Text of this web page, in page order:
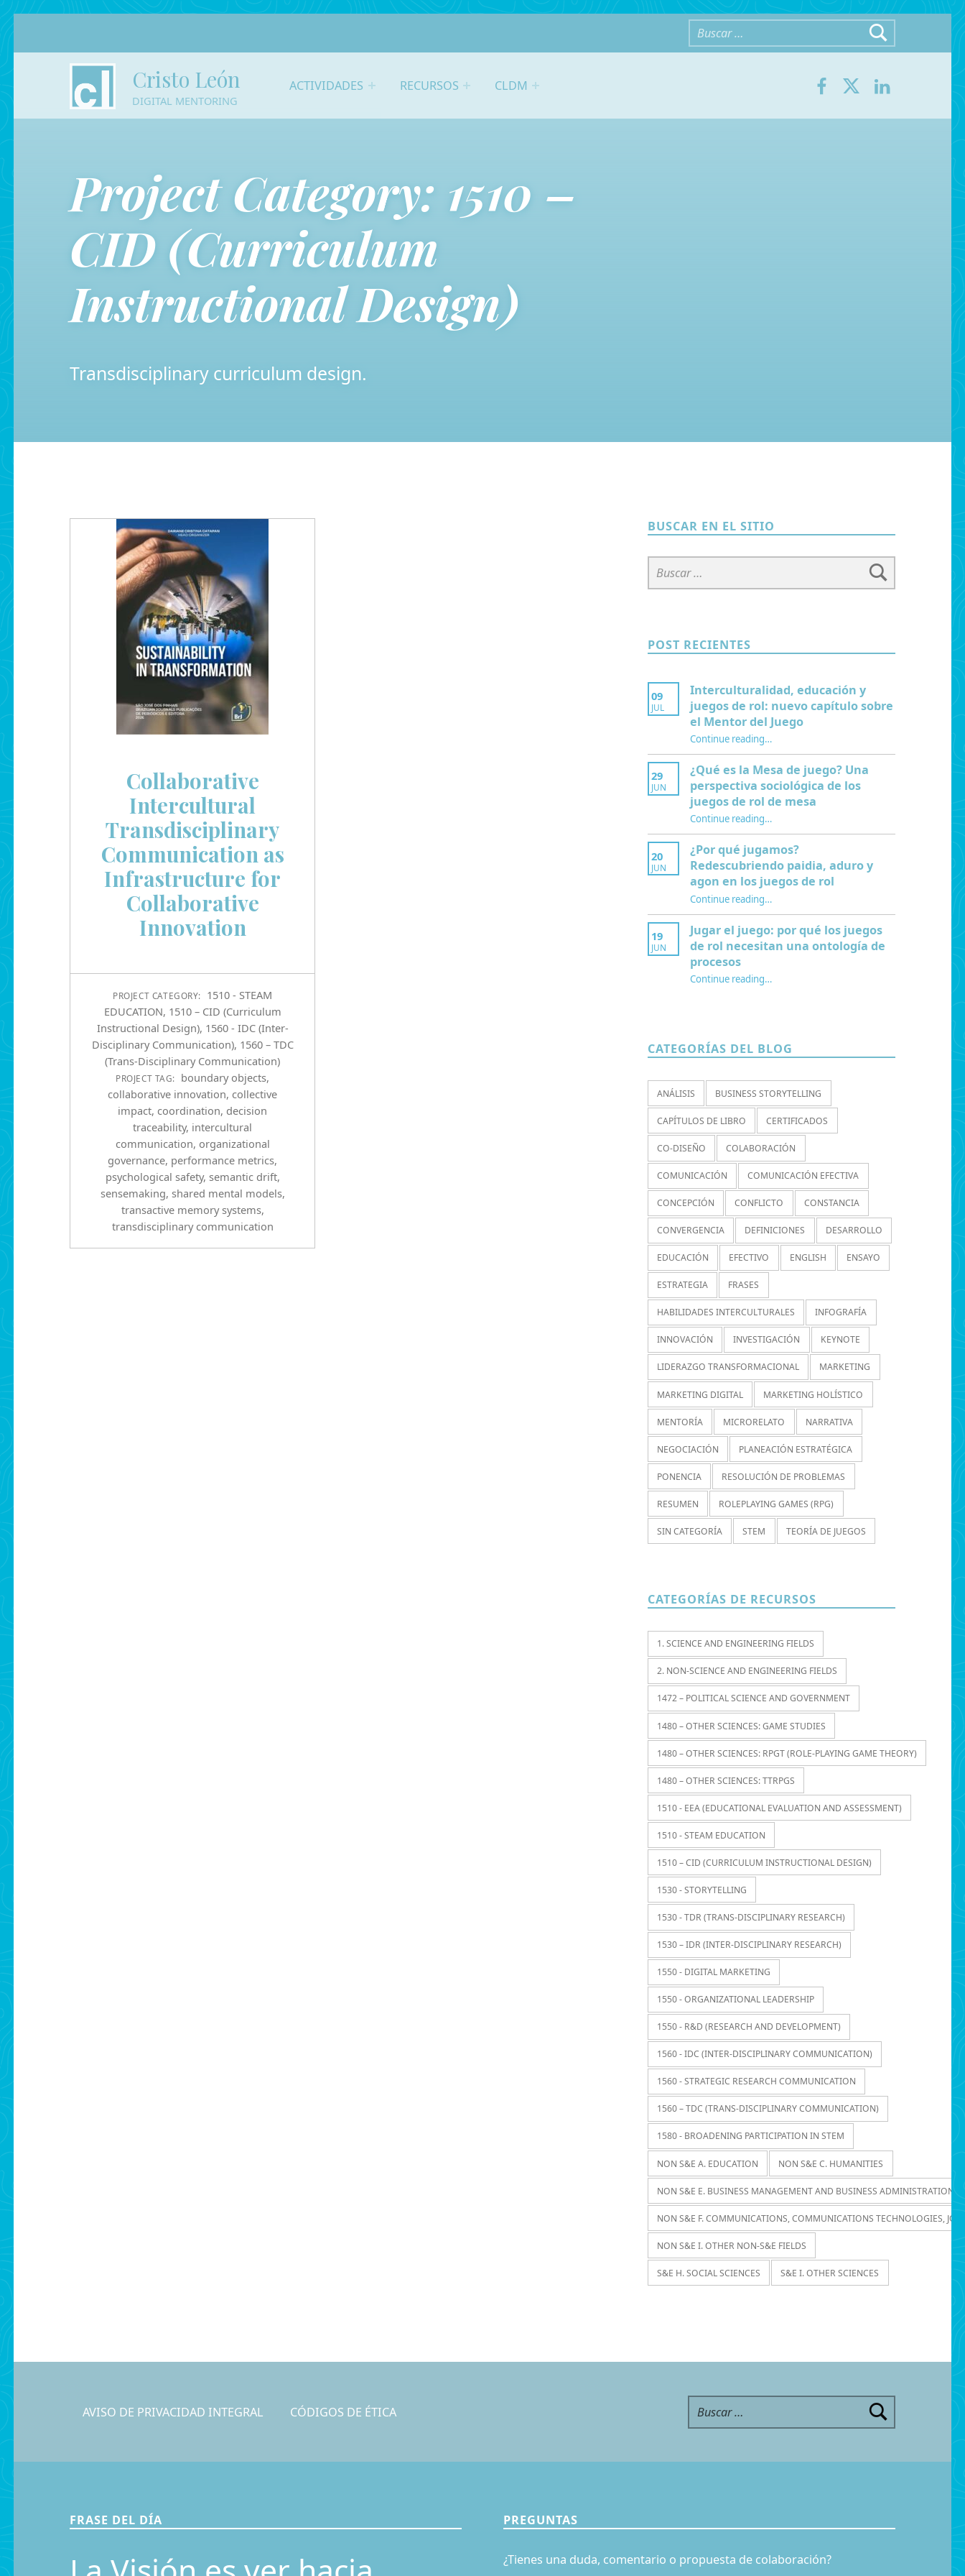
Cristo León
DIGITAL MENTORING
ACTIVIDADES RECURSOS CLDM
Facebook
TwitterLinkedIn
Buscar:
Project Category: 1510 –
CID (Curriculum
Instructional Design)
Transdisciplinary curriculum design.
Collaborative
Intercultural
Transdisciplinary
Communication as
Infrastructure for
Collaborative
Innovation
PROJECT CATEGORY:
1510 - STEAM
EDUCATION, 1510 – CID (Curriculum
Instructional Design), 1560 - IDC (Inter-
Disciplinary Communication), 1560 – TDC
(Trans-Disciplinary Communication)
PROJECT TAG: boundary objects,
collaborative innovation, collective
impact, coordination, decision
traceability, intercultural
communication, organizational
governance, performance metrics,
psychological safety, semantic drift,
sensemaking, shared mental models,
transactive memory systems,
transdisciplinary communication
BUSCAR EN EL SITIO
Buscar:
POST RECIENTES
09
JUL
Interculturalidad, educación y
juegos de rol: nuevo capítulo sobre
el Mentor del Juego
Continue reading“Interculturalidad, educación y juegos de rol: nuevo capítulo sobre el Mentor del Juego”
…
29
JUN
¿Qué es la Mesa de juego? Una
perspectiva sociológica de los
juegos de rol de mesa
Continue reading“¿Qué es la Mesa de juego? Una perspectiva sociológica de los juegos de rol de mesa”
…
20
JUN
¿Por qué jugamos?
Redescubriendo paidia, aduro y
agon en los juegos de rol
Continue reading“¿Por qué jugamos? Redescubriendo paidia, aduro y agon en los juegos de rol”
…
19
JUN
Jugar el juego: por qué los juegos
de rol necesitan una ontología de
procesos
Continue reading“Jugar el juego: por qué los juegos de rol necesitan una ontología de procesos”
…
CATEGORÍAS DEL BLOG
ANÁLISIS BUSINESS STORYTELLING
CAPÍTULOS DE LIBRO CERTIFICADOS
CO-DISEÑO COLABORACIÓN
COMUNICACIÓN COMUNICACIÓN EFECTIVA
CONCEPCIÓN CONFLICTO CONSTANCIA
CONVERGENCIA DEFINICIONES DESARROLLO
EDUCACIÓN EFECTIVO ENGLISH ENSAYO
ESTRATEGIA FRASES
HABILIDADES INTERCULTURALES INFOGRAFÍA
INNOVACIÓN INVESTIGACIÓN KEYNOTE
LIDERAZGO TRANSFORMACIONAL MARKETING
MARKETING DIGITAL MARKETING HOLÍSTICO
MENTORÍA MICRORELATO NARRATIVA
NEGOCIACIÓN PLANEACIÓN ESTRATÉGICA
PONENCIA RESOLUCIÓN DE PROBLEMAS
RESUMEN ROLEPLAYING GAMES (RPG)
SIN CATEGORÍA STEM TEORÍA DE JUEGOS
CATEGORÍAS DE RECURSOS
1. SCIENCE AND ENGINEERING FIELDS
2. NON-SCIENCE AND ENGINEERING FIELDS
1472 – POLITICAL SCIENCE AND GOVERNMENT
1480 – OTHER SCIENCES: GAME STUDIES
1480 – OTHER SCIENCES: RPGT (ROLE-PLAYING GAME THEORY)
1480 – OTHER SCIENCES: TTRPGS
1510 - EEA (EDUCATIONAL EVALUATION AND ASSESSMENT)
1510 - STEAM EDUCATION
1510 – CID (CURRICULUM INSTRUCTIONAL DESIGN)
1530 - STORYTELLING
1530 - TDR (TRANS-DISCIPLINARY RESEARCH)
1530 – IDR (INTER-DISCIPLINARY RESEARCH)
1550 - DIGITAL MARKETING
1550 - ORGANIZATIONAL LEADERSHIP
1550 - R&D (RESEARCH AND DEVELOPMENT)
1560 - IDC (INTER-DISCIPLINARY COMMUNICATION)
1560 - STRATEGIC RESEARCH COMMUNICATION
1560 – TDC (TRANS-DISCIPLINARY COMMUNICATION)
1580 - BROADENING PARTICIPATION IN STEM
NON S&E A. EDUCATION NON S&E C. HUMANITIES
NON S&E E. BUSINESS MANAGEMENT AND BUSINESS ADMINISTRATION
NON S&E F. COMMUNICATIONS, COMMUNICATIONS TECHNOLOGIES,
NON S&E I. OTHER NON-S&E FIELDS
S&E H. SOCIAL SCIENCES S&E I. OTHER SCIENCES
AVISO DE PRIVACIDAD INTEGRAL CÓDIGOS DE ÉTICA
Buscar:
FRASE DEL DÍA PREGUNTAS
¿Tienes una duda, comentario o propuesta de colaboración?